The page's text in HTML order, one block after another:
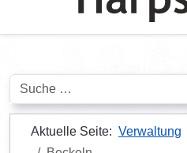
Suchen
Aktuelle Seite: Verwaltung